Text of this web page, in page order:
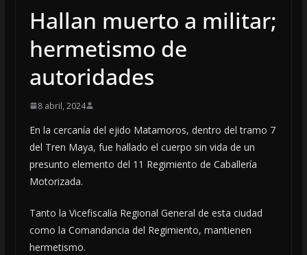
Hallan muerto a militar;
hermetismo de
autoridades
8 abril, 2024
En la cercanía del ejido Matamoros, dentro del tramo 7
del Tren Maya, fue hallado el cuerpo sin vida de un
presunto elemento del 11 Regimiento de Caballería
Motorizada.
Tanto la Vicefiscalía Regional General de esta ciudad
como la Comandancia del Regimiento, mantienen
hermetismo.